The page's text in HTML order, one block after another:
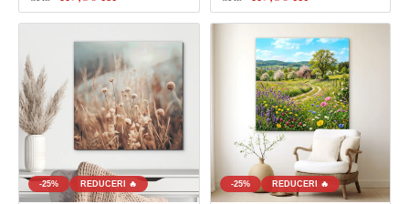
Dimensiunea de 22x22 cm, 33x33 cm și 45x45 cm -
Tabloul are un cârlig.
Dimensiunea de 66x66 cm și 90x90 cm - Tabloul are 2
cârlige.
-25% REDUCERI 🔥 -25% REDUCERI 🔥